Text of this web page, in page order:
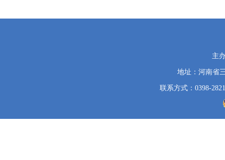
主
地址：河南省
联系方式：0398-